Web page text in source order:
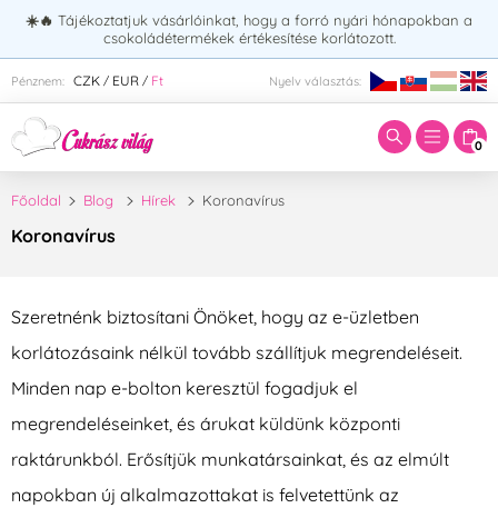
☀️🔥 Tájékoztatjuk vásárlóinkat, hogy a forró nyári hónapokban a
csokoládétermékek értékesítése korlátozott.
Pénznem: CZK / EUR / Ft Nyelv választás:
0
Adja meg a keresett kifejezést:
Főoldal Blog Hírek Koronavírus
Koronavírus
Szeretnénk biztosítani Önöket, hogy az e-üzletben
korlátozásaink nélkül tovább szállítjuk megrendeléseit.
Minden nap e-bolton keresztül fogadjuk el
megrendeléseinket, és árukat küldünk központi
raktárunkból. Erősítjük munkatársainkat, és az elmúlt
napokban új alkalmazottakat is felvetettünk az